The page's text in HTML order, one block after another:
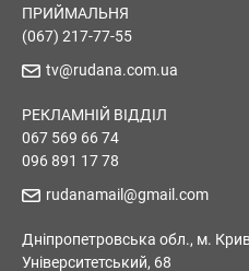
ПРИЙМАЛЬНЯ
(067) 217-77-55
tv@rudana.com.ua
РЕКЛАМНІЙ ВІДДІЛ
067 569 66 74
096 891 17 78
rudanamail@gmail.com
Дніпропетровська обл., м.
Університетський, 68